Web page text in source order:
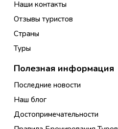
Наши контакты
Отзывы туристов
Страны
Туры
Полезная информация
Последние новости
Наш блог
Достопримечательности